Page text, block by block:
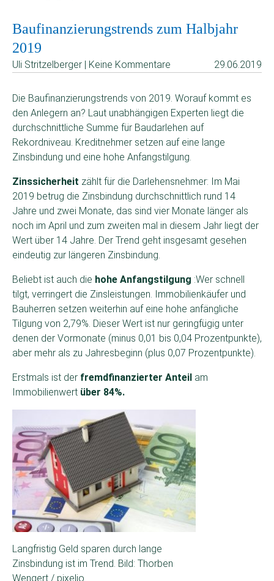
Baufinanzierungstrends zum Halbjahr
2019
Uli Stritzelberger | Keine Kommentare 29.06.2019
Die Baufinanzierungstrends von 2019. Worauf kommt es
den Anlegern an? Laut unabhängigen Experten liegt die
durchschnittliche Summe für Baudarlehen auf
Rekordniveau. Kreditnehmer setzen auf eine lange
Zinsbindung und eine hohe Anfangstilgung.
Zinssicherheit zählt für die Darlehensnehmer: Im Mai
2019 betrug die Zinsbindung durchschnittlich rund 14
Jahre und zwei Monate, das sind vier Monate länger als
noch im April und zum zweiten mal in diesem Jahr liegt der
Wert über 14 Jahre. Der Trend geht insgesamt gesehen
eindeutig zur längeren Zinsbindung.
Beliebt ist auch die hohe Anfangstilgung :Wer schnell
tilgt, verringert die Zinsleistungen. Immobilienkäufer und
Bauherren setzen weiterhin auf eine hohe anfängliche
Tilgung von 2,79%. Dieser Wert ist nur geringfügig unter
denen der Vormonate (minus 0,01 bis 0,04 Prozentpunkte),
aber mehr als zu Jahresbeginn (plus 0,07 Prozentpunkte).
Erstmals ist der fremdfinanzierter Anteil am
Immobilienwert über 84%.
Langfristig Geld sparen durch lange
Zinsbindung ist im Trend. Bild: Thorben
Wengert / pixelio